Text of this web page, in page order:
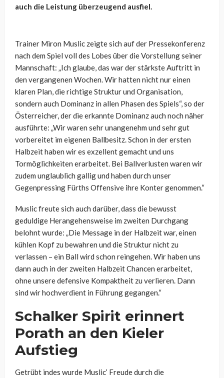
auch die Leistung überzeugend ausfiel.
Trainer Miron Muslic zeigte sich auf der Pressekonferenz
nach dem Spiel voll des Lobes über die Vorstellung seiner
Mannschaft: „Ich glaube, das war der stärkste Auftritt in
den vergangenen Wochen. Wir hatten nicht nur einen
klaren Plan, die richtige Struktur und Organisation,
sondern auch Dominanz in allen Phasen des Spiels“, so der
Österreicher, der die erkannte Dominanz auch noch näher
ausführte: „Wir waren sehr unangenehm und sehr gut
vorbereitet im eigenen Ballbesitz. Schon in der ersten
Halbzeit haben wir es exzellent gemacht und uns
Tormöglichkeiten erarbeitet. Bei Ballverlusten waren wir
zudem unglaublich gallig und haben durch unser
Gegenpressing Fürths Offensive ihre Konter genommen.“
Muslic freute sich auch darüber, dass die bewusst
geduldige Herangehensweise im zweiten Durchgang
belohnt wurde: „Die Message in der Halbzeit war, einen
kühlen Kopf zu bewahren und die Struktur nicht zu
verlassen – ein Ball wird schon reingehen. Wir haben uns
dann auch in der zweiten Halbzeit Chancen erarbeitet,
ohne unsere defensive Kompaktheit zu verlieren. Dann
sind wir hochverdient in Führung gegangen.“
Schalker Spirit erinnert
Porath an den Kieler
Aufstieg
Getrübt indes wurde Muslic‘ Freude durch die